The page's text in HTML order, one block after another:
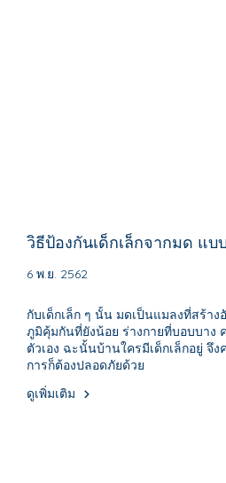
วิธีป้องกันเด็กเล็กจากมด แบ
6 พ.ย. 2562
กับเด็กเล็ก ๆ นั้น มดเป็นแมลงที่สร้า
ภูมิคุ้มกันที่ยังน้อย ร่างกายที่บอบบาง
ตัวเอง ฉะนั้นบ้านใครมีเด็กเล็กอยู่ จึง
การก็ต้องปลอดภัยด้วย
ดูเพิ่มเติม